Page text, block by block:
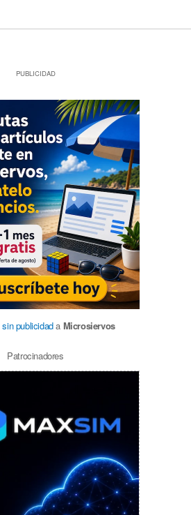
PUBLICIDAD
publicidada Microsiervos
Patrocinadores